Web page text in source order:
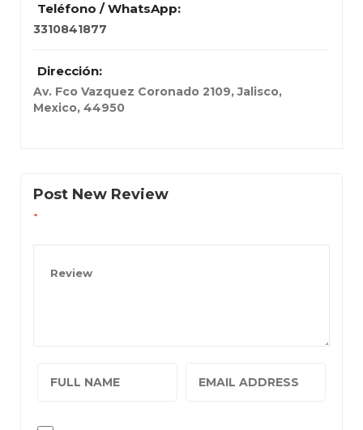
Teléfono / WhatsApp:
3310841877
Dirección:
Av. Fco Vazquez Coronado 2109,Jalisco,
Mexico, 44950
Post New Review